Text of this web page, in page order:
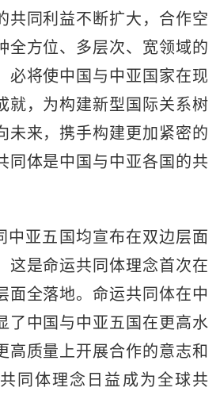
共同利益不断扩大，合作空
全方位、多层次、宽领域的
必将使中国与中亚国家在现
就，为构建新型国际关系树
未来，携手构建更加紧密的
体是中国与中亚各国的共
中亚五国均宣布在双边层面
这是命运共同体理念首次在
面全落地。命运共同体在中
了中国与中亚五国在更高水
高质量上开展合作的意志和
同体理念日益成为全球共